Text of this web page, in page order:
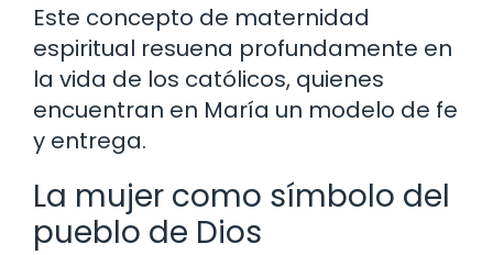
Este concepto de maternidad
espiritual resuena profundamente en
la vida de los católicos, quienes
encuentran en María un modelo de fe
y entrega.
La mujer como símbolo del
pueblo de Dios